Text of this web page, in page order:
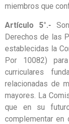
miembros que
Artículo 5°.-
Derechos de las
establecidas la
Por 10082)
curriculares
relacionadas de
mayores. La
que en su
complementar en